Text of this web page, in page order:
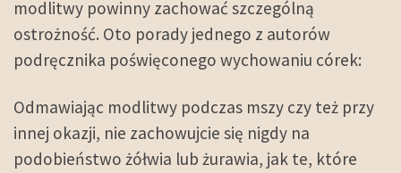
modlitwy powinny zachować szczególną
ostrożność. Oto porady jednego z autorów
podręcznika poświęconego wychowaniu córek:
Odmawiając modlitwy podczas mszy czy też przy
innej okazji, nie zachowujcie się nigdy na
podobieństwo żółwia lub żurawia, jak te, które